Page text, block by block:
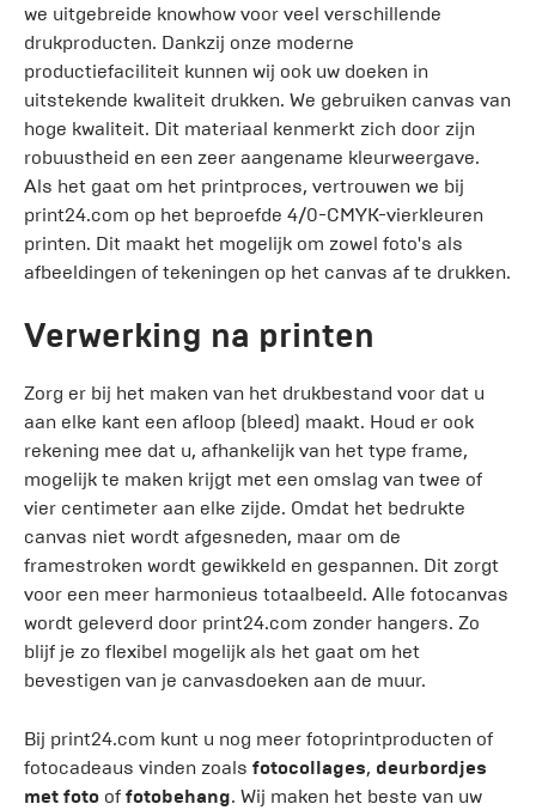
we uitgebreide knowhow voor veel verschillende
drukproducten. Dankzij onze moderne
productiefaciliteit kunnen wij ook uw doeken in
uitstekende kwaliteit drukken. We gebruiken canvas van
hoge kwaliteit. Dit materiaal kenmerkt zich door zijn
robuustheid en een zeer aangename kleurweergave.
Als het gaat om het printproces, vertrouwen we bij
print24.com op het beproefde 4/0-CMYK-vierkleuren
printen. Dit maakt het mogelijk om zowel foto's als
afbeeldingen of tekeningen op het canvas af te drukken.
Verwerking na printen
Zorg er bij het maken van het drukbestand voor dat u
aan elke kant een afloop (bleed) maakt. Houd er ook
rekening mee dat u, afhankelijk van het type frame,
mogelijk te maken krijgt met een omslag van twee of
vier centimeter aan elke zijde. Omdat het bedrukte
canvas niet wordt afgesneden, maar om de
framestroken wordt gewikkeld en gespannen. Dit zorgt
voor een meer harmonieus totaalbeeld. Alle fotocanvas
wordt geleverd door print24.com zonder hangers. Zo
blijf je zo flexibel mogelijk als het gaat om het
bevestigen van je canvasdoeken aan de muur.
Bij print24.com kunt u nog meer fotoprintproducten of
fotocadeaus vinden zoals fotocollages, deurbordjes
met foto of fotobehang. Wij maken het beste van uw